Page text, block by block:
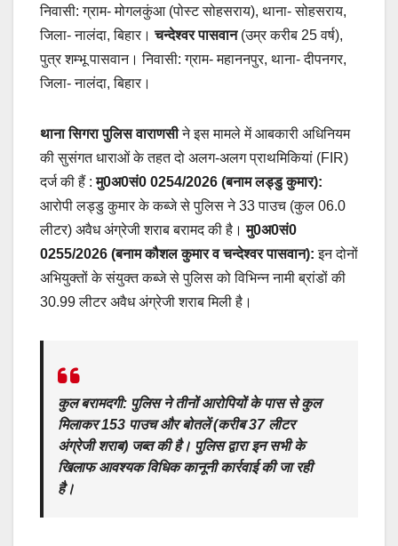
निवासी: ग्राम- मोगलकुंआ (पोस्ट सोहसराय), थाना- सोहसराय,
जिला- नालंदा, बिहार।चन्देश्वर पासवान(उम्र करीब 25 वर्ष),
पुत्र शम्भू पासवान। निवासी: ग्राम- महाननपुर, थाना- दीपनगर,
जिला- नालंदा, बिहार।
थाना सिगरा पुलिस वाराणसीने इस मामले में आबकारी अधिनियम
की सुसंगत धाराओं के तहत दो अलग-अलग प्राथमिकियां (FIR)
दर्ज की हैं :मु0अ0सं0 0254/2026 (बनाम लड्डु कुमार):
आरोपी लड्डु कुमार के कब्जे से पुलिस ने 33 पाउच (कुल 06.0
लीटर) अवैध अंग्रेजी शराब बरामद की है।मु0अ0सं0
0255/2026 (बनाम कौशल कुमार व चन्देश्वर पासवान): इन दोनों
अभियुक्तों के संयुक्त कब्जे से पुलिस को विभिन्न नामी ब्रांडों की
30.99 लीटर अवैध अंग्रेजी शराब मिली है।
कुल बरामदगी: पुलिस ने तीनों आरोपियों के पास से कुल
मिलाकर153 पाउच और बोतलें (करीब 37 लीटर
अंग्रेजी शराब) जब्त की है। पुलिस द्वारा इन सभी के
खिलाफ आवश्यक विधिक कानूनी कार्रवाई की जा रही
है।